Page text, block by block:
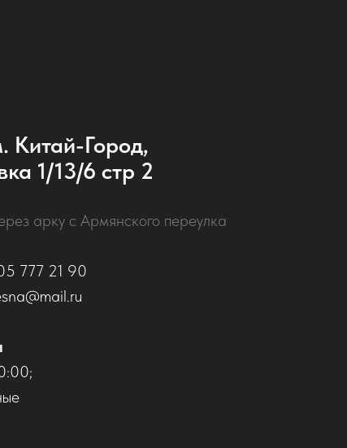
Китай-Город,
1/13/6 стр 2
арку с Армянского переулка
777 21 90